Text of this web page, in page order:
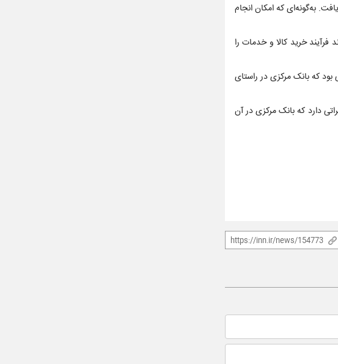
تا ۱۸ سال و اشخاص محجور نیز افزایش یافت. به‌گونه‌ای که امکان انجام
فرآیند خرید کالا و خدمات را
که بانک مرکزی در راستای
دارد که بانک مرکزی در آن